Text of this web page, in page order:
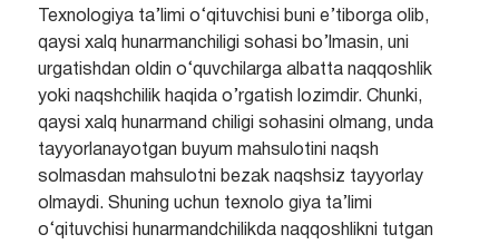
Texnologiya ta’limi o‘qituvchisi buni e’tiborga olib,
qaysi xalq hunarmanchiligi sohasi bo’lmasin, uni
urgatishdan oldin o‘quvchilarga albatta naqqoshlik
yoki naqshchilik haqida o’rgatish lozimdir. Chunki,
qaysi xalq hunarmand chiligi sohasini olmang, unda
tayyorlanayotgan buyum mahsulotini naqsh
solmasdan mahsulotni bezak naqshsiz tayyorlay
olmaydi. Shuning uchun texnolo giya ta’limi
o‘qituvchisi hunarmandchilikda naqqoshlikni tutgan